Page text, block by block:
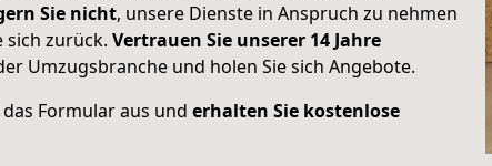
Sie nicht, unsere Dienste in Anspruch zu nehmen
sich zurück. Vertrauen Sie unserer 14 Jahre
Umzugsbranche und holen Sie sich Angebote.
Formular aus und erhalten Sie kostenlose